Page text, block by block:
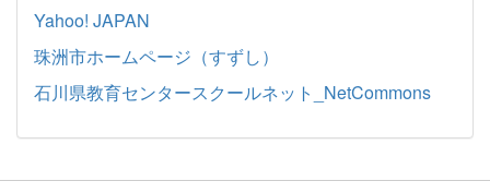
Yahoo! JAPAN
珠洲市ホームページ（すずし）
石川県教育センタースクールネット_NetCommons